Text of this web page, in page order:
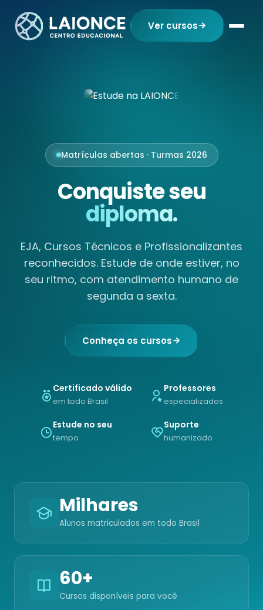
Ver cursos
Matrículas abertas · Turmas 2026
Conquiste seu
diploma.
EJA, Cursos Técnicos e Profissionalizantes
reconhecidos. Estude de onde estiver, no
seu ritmo, com atendimento humano de
segunda a sexta.
Conheça os cursos
Certificado válido
em todo Brasil
Professores
especializados
Estude no seu
tempo
Suporte
humanizado
Milhares
Alunos matriculados em todo Brasil
60+
Cursos disponíveis para você